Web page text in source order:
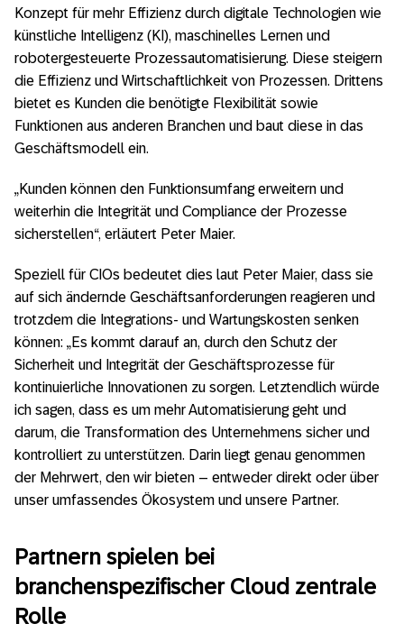
Konzept für mehr Effizienz durch digitale Technologien wie
künstliche Intelligenz (KI), maschinelles Lernen und
robotergesteuerte Prozessautomatisierung. Diese steigern
die Effizienz und Wirtschaftlichkeit von Prozessen. Drittens
bietet es Kunden die benötigte Flexibilität sowie
Funktionen aus anderen Branchen und baut diese in das
Geschäftsmodell ein.
„Kunden können den Funktionsumfang erweitern und
weiterhin die Integrität und Compliance der Prozesse
sicherstellen“, erläutert Peter Maier.
Speziell für CIOs bedeutet dies laut Peter Maier, dass sie
auf sich ändernde Geschäftsanforderungen reagieren und
trotzdem die Integrations- und Wartungskosten senken
können: „Es kommt darauf an, durch den Schutz der
Sicherheit und Integrität der Geschäftsprozesse für
kontinuierliche Innovationen zu sorgen. Letztendlich würde
ich sagen, dass es um mehr Automatisierung geht und
darum, die Transformation des Unternehmens sicher und
kontrolliert zu unterstützen. Darin liegt genau genommen
der Mehrwert, den wir bieten – entweder direkt oder über
unser umfassendes Ökosystem und unsere Partner.
Partnern spielen bei
branchenspezifischer Cloud zentrale
Rolle